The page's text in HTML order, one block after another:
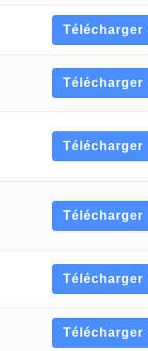
Télécharger
Télécharger
Télécharger
Télécharger
Télécharger
Télécharger